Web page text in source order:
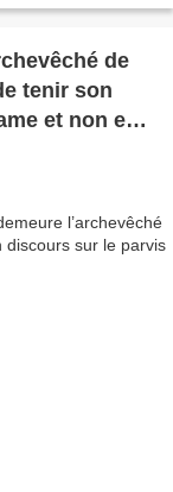
de
tenir son
et non en